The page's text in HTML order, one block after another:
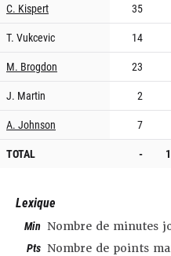
C. Kispert
35
T. Vukcevic
14
M. Brogdon
23
J. Martin
2
A. Johnson
7
TOTAL
-
Lexique
Min Nombre de minutes
Pts Nombre de points